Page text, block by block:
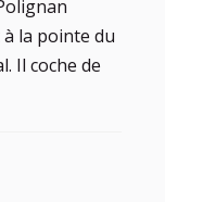
la pointe du
Il coche de